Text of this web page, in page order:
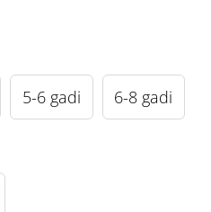
5-6 gadi 6-8 gadi